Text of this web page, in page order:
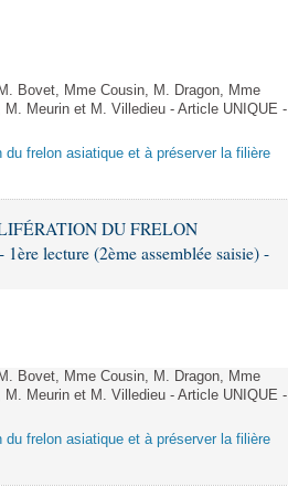
Bovet, Mme Cousin, M. Dragon, Mme
Meurin et M. Villedieu - Article UNIQUE -
frelon asiatique et à préserver la filière
DU FRELON
lecture (2ème assemblée saisie) -
Bovet, Mme Cousin, M. Dragon, Mme
Meurin et M. Villedieu - Article UNIQUE -
frelon asiatique et à préserver la filière